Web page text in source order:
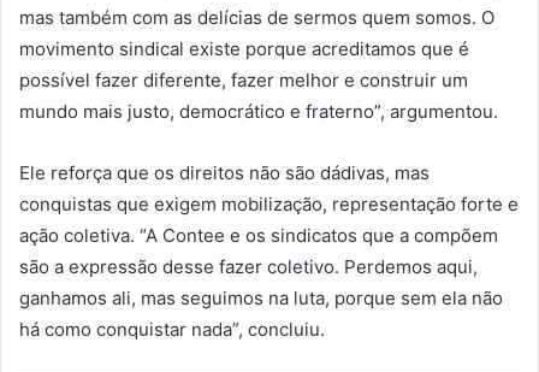
mas também com as delícias de sermos quem somos. O
movimento sindical existe porque acreditamos que é
possível fazer diferente, fazer melhor e construir um
mundo mais justo, democrático e fraterno”, argumentou.
Ele reforça que os direitos não são dádivas, mas
conquistas que exigem mobilização, representação forte e
ação coletiva. “A Contee e os sindicatos que a compõem
são a expressão desse fazer coletivo. Perdemos aqui,
ganhamos ali, mas seguimos na luta, porque sem ela não
há como conquistar nada”, concluiu.